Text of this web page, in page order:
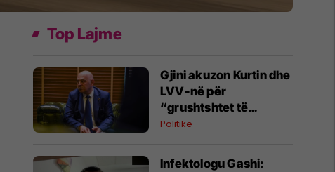
Top Lajme
Gjini akuzon Kurtin dhe
LVV-në për
“grushtshtet të
brendshëm”: Po
Politikë
​Infektologu Gashi: